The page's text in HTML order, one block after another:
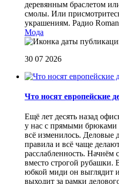
деревянным браслетом
смолы. Или
украшениям. Радио
Мода
30 07 2026
Что носят европейские
Ещё лет десять назад
у нас с прямыми
всё изменилось. Деловые
правила и всё чаще
расслабленность. Начнём
вместо строгой рубашки.
юбкой миди он выглядит
выходит за рамки